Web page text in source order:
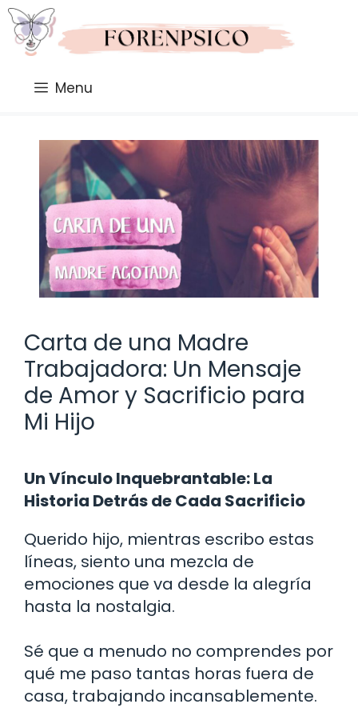
Saltar
al
contenido
Menu
Carta de una Madre
Trabajadora: Un Mensaje
de Amor y Sacrificio para
Mi Hijo
Un Vínculo Inquebrantable: La
Historia Detrás de Cada Sacrificio
Querido hijo, mientras escribo estas
líneas, siento una mezcla de
emociones que va desde la alegría
hasta la nostalgia.
Sé que a menudo no comprendes por
qué me paso tantas horas fuera de
casa, trabajando incansablemente.